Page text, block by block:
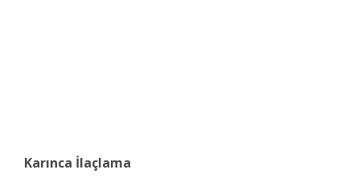
Karınca İlaçlama